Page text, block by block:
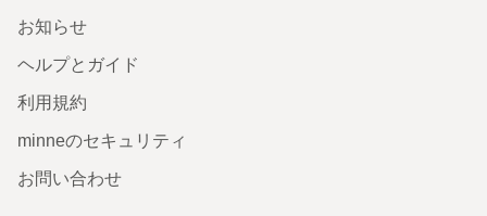
お知らせ
ヘルプとガイド
利用規約
minneのセキュリティ
お問い合わせ